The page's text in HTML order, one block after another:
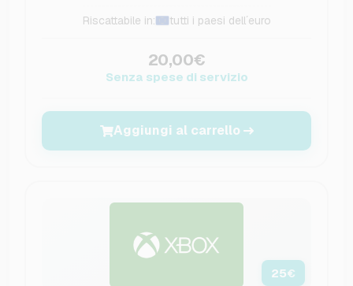
Riscattabile in: tutti i paesi dell´euro
20,00€
Senza spese di servizio
Aggiungi al carrello
25€